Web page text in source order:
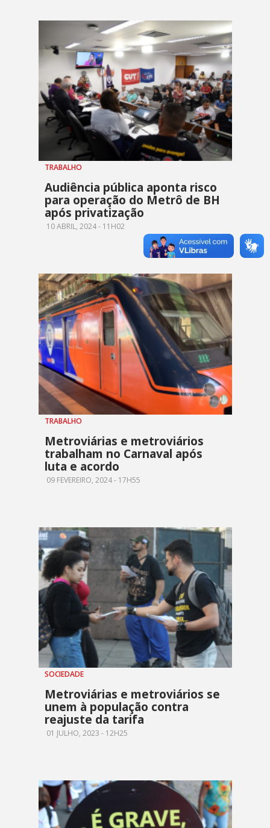
TRABALHO
Audiência pública aponta risco
para operação do Metrô de BH
após privatização
10 ABRIL, 2024 - 11H02
TRABALHO
Metroviárias e metroviários
trabalham no Carnaval após
luta e acordo
09 FEVEREIRO, 2024 - 17H55
SOCIEDADE
Metroviárias e metroviários se
unem à população contra
reajuste da tarifa
01 JULHO, 2023 - 12H25